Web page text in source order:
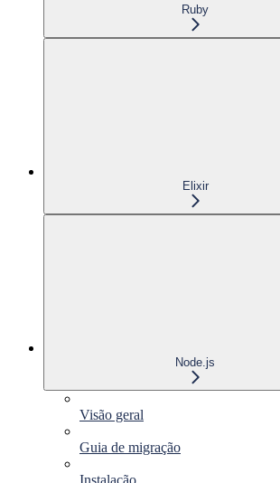
Ruby
Elixir
Node.js
Visão geral
Guia de migração
Instalação